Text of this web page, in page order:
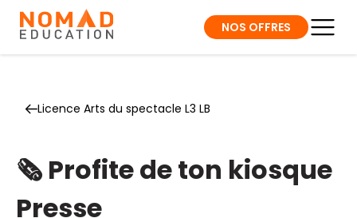
NOS OFFRES
Licence Arts du spectacle L3 LB
🗞️ Profite de ton kiosque
Presse